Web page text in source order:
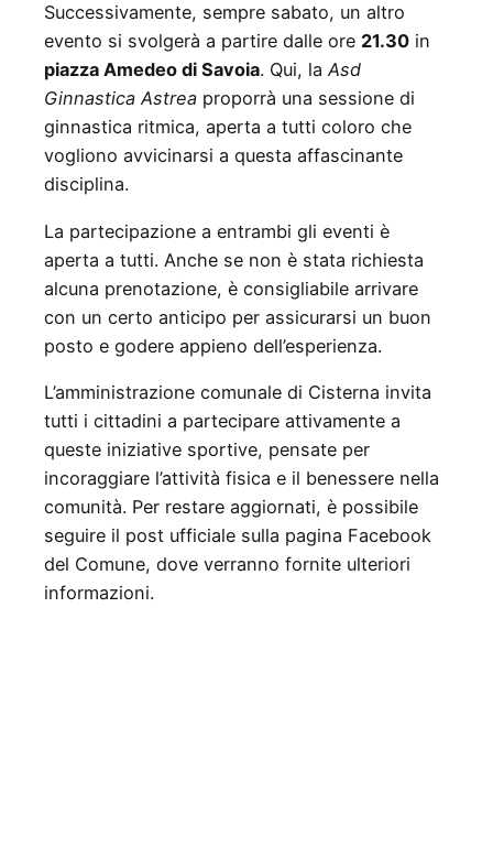
Successivamente, sempre sabato, un altro
evento si svolgerà a partire dalle ore 21.30 in
piazza Amedeo di Savoia. Qui, la Asd
Ginnastica Astrea proporrà una sessione di
ginnastica ritmica, aperta a tutti coloro che
vogliono avvicinarsi a questa affascinante
disciplina.
La partecipazione a entrambi gli eventi è
aperta a tutti. Anche se non è stata richiesta
alcuna prenotazione, è consigliabile arrivare
con un certo anticipo per assicurarsi un buon
posto e godere appieno dell’esperienza.
L’amministrazione comunale di Cisterna invita
tutti i cittadini a partecipare attivamente a
queste iniziative sportive, pensate per
incoraggiare l’attività fisica e il benessere nella
comunità. Per restare aggiornati, è possibile
seguire il post ufficiale sulla pagina Facebook
del Comune, dove verranno fornite ulteriori
informazioni.